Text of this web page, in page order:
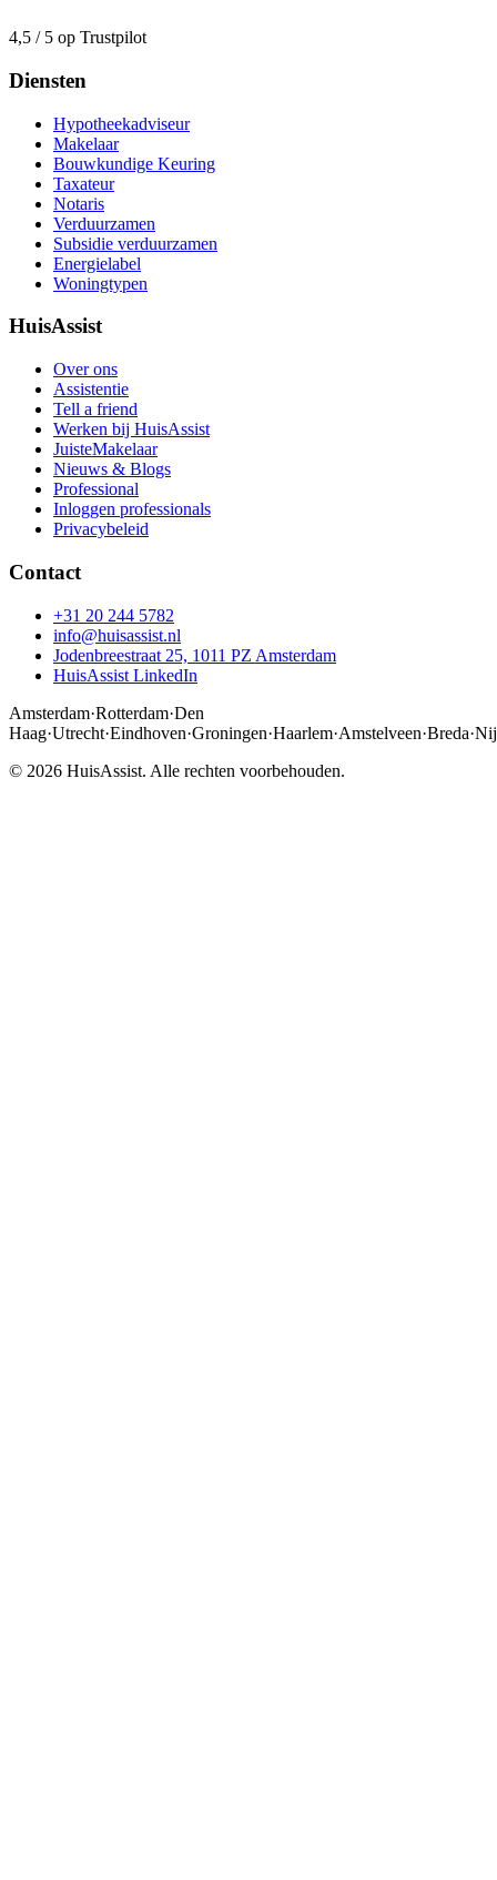
4,5 / 5 op Trustpilot
Diensten
Hypotheekadviseur
Makelaar
Bouwkundige Keuring
Taxateur
Notaris
Verduurzamen
Subsidie verduurzamen
Energielabel
Woningtypen
HuisAssist
Over ons
Assistentie
Tell a friend
Werken bij HuisAssist
JuisteMakelaar
Nieuws & Blogs
Professional
Inloggen professionals
Privacybeleid
Contact
+31 20 244 5782
info@huisassist.nl
Jodenbreestraat 25, 1011 PZ Amsterdam
HuisAssist LinkedIn
Amsterdam·Rotterdam·Den
Haag·Utrecht·Eindhoven·Groningen·Haarlem·Amstelveen·Breda·
© 2026 HuisAssist. Alle rechten voorbehouden.